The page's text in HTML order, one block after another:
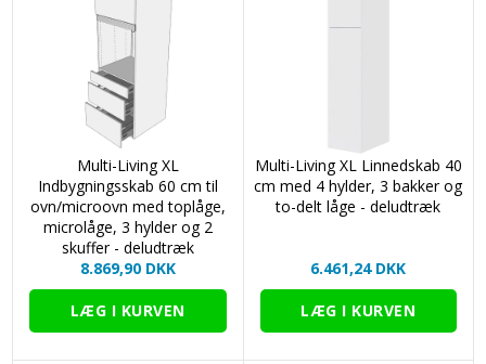
Multi-Living XL
Indbygningsskab 60 cm til
ovn/microovn med toplåge,
microlåge, 3 hylder og 2
skuffer - deludtræk
8.869,90 DKK
Multi-Living XL Linnedskab 40
cm med 4 hylder, 3 bakker og
to-delt låge - deludtræk
6.461,24 DKK